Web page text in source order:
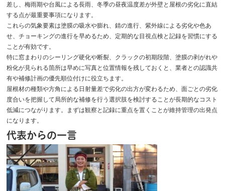
差し、梅雨期や台風による長雨、冬季の昼夜温度差が外壁と屋根の劣化に直結
する点が最重要事項になります。
これらの気象要素は塗膜の吸水や膨れ、錆の進行、紫外線による劣化や色あ
せ、チョーキングの進行を早めるため、定期的な目視点検と記録を習慣にする
ことが有効です。
特に窓まわりのシーリング硬化や断裂、クラックの初期段階、塗膜の剥がれや
粉化が見られる箇所は早めに写真と位置情報を残しておくと、業者との認識共
有や補修計画の優先順位付けに役立ちます。
屋根材の種類や方角による日射量差で劣化の出方が変わるため、面ごとの劣化
度合いを把握して局所的な補修を行う選択肢を検討することが長期的なコスト
低減につながります。まずは観察と記録に重点を置くことが維持管理の出発点
になります。
代表からの一言